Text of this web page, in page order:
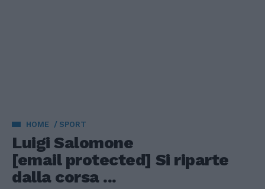
HOME SPORT
Luigi Salomone
[email protected] Si riparte
dalla corsa ...